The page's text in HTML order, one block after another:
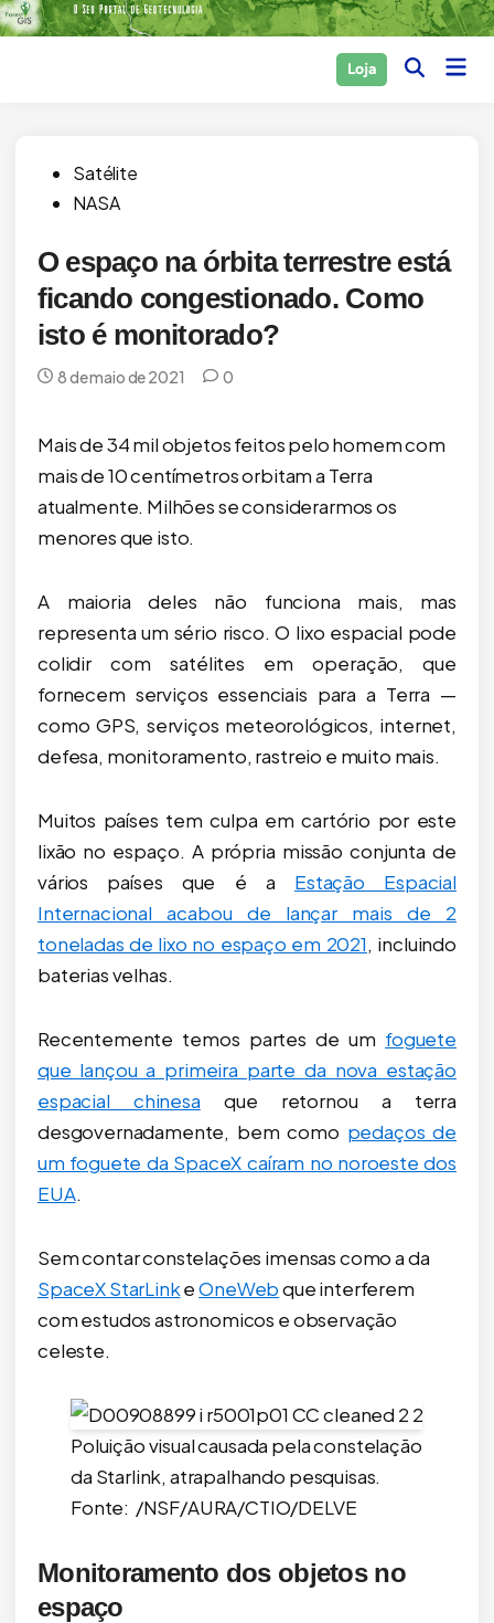
Skip
to
Loja Open Main
PostedSatélite
NASA
O espaço na órbita terrestre está
ficando congestionado. Como
isto é monitorado?
8 de maio de 2021 0
Mais de 34 mil objetos feitos pelo homem com
mais de 10 centímetros orbitam a Terra
atualmente. Milhões se considerarmos os
menores que isto.
A maioria deles não funciona mais, mas
representa um sério risco. O lixo espacial pode
colidir com satélites em operação, que
fornecem serviços essenciais para a Terra —
como GPS, serviços meteorológicos, internet,
defesa, monitoramento, rastreio e muito mais.
Muitos países tem culpa em cartório por este
lixão no espaço. A própria missão conjunta de
vários países que é a Estação Espacial
Internacional acabou de lançar mais de 2
toneladas de lixo no espaço em 2021, incluindo
baterias velhas.
Recentemente temos partes de um foguete
que lançou a primeira parte da nova estação
espacial chinesa que retornou a terra
desgovernadamente, bem como pedaços de
um foguete da SpaceX caíram no noroeste dos
EUA.
Sem contar constelações imensas como a da
SpaceX StarLinkeOneWebque interferem
com estudos astronomicos e observação
celeste.
Poluição visual causada pela constelação
da Starlink, atrapalhando pesquisas.
Fonte: /NSF/AURA/CTIO/DELVE
Monitoramento dos objetos no
espaço